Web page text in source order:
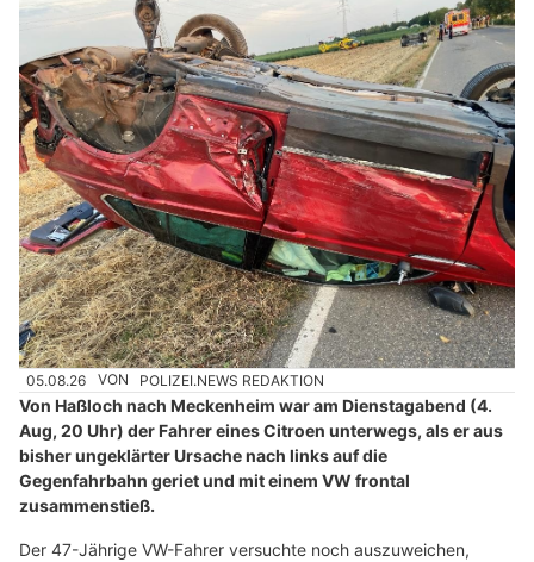
05.08.26 VON POLIZEI.NEWS REDAKTION
Von Haßloch nach Meckenheim war am Dienstagabend (4.
Aug, 20 Uhr) der Fahrer eines Citroen unterwegs, als er aus
bisher ungeklärter Ursache nach links auf die
Gegenfahrbahn geriet und mit einem VW frontal
zusammenstieß.
Der 47-Jährige VW-Fahrer versuchte noch auszuweichen,